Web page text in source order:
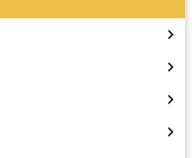
案内
ャンパスにお越しの方へ